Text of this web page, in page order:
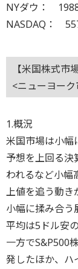
NYダウ：
NASDAQ：
【米国株式市場
<ニューヨー
1.概況
米国市場は小幅
予想を上回る決
われるなど小幅
上値を追う動き
小幅に揉み合う
平均は5ドル安
一方でS&P500
発したほか、ハ